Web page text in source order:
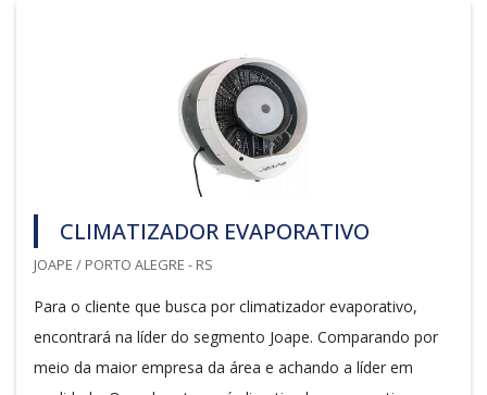
CLIMATIZADOR EVAPORATIVO
JOAPE / PORTO ALEGRE - RS
Para o cliente que busca por climatizador evaporativo,
encontrará na líder do segmento Joape. Comparando por
meio da maior empresa da área e achando a líder em